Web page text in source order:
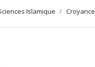
Islamique